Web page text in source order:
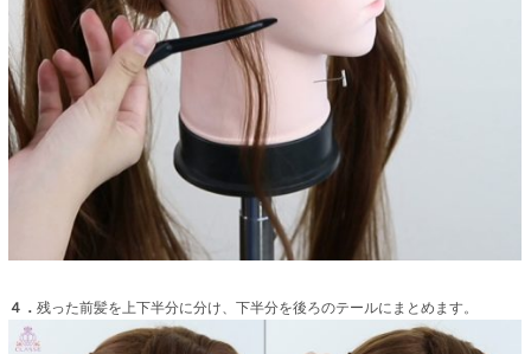
４．残った前髪を上下半分に分け、下半分を後ろのテールにまとめます。